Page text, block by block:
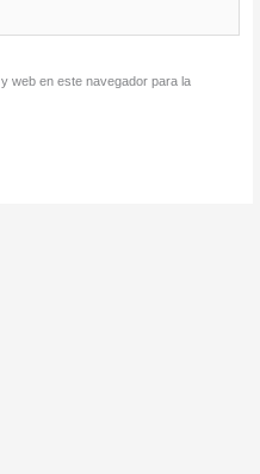
web en este navegador para la